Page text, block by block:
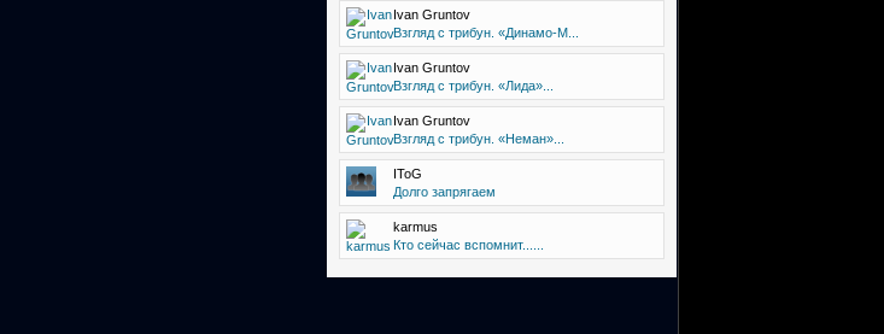
Ivan Gruntov
Взгляд с трибун. «Динамо-М...
Ivan Gruntov
Взгляд с трибун. «Лида»...
Ivan Gruntov
Взгляд с трибун. «Неман»...
IToG
Долго запрягаем
karmus
Кто сейчас вспомнит......